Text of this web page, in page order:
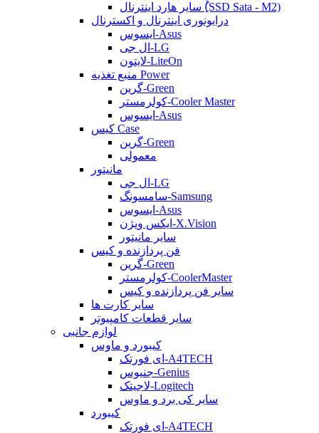
سایر هارد اینترنال (ُُُِSSD Sata - M2)
درایونوری اینترنال و اکسترنال
ایسوس-Asus
ال جی-LG
لایتون-LiteOn
منبع تغذیه Power
گرین-Green
کولرمستر-Cooler Master
ایسوس-Asus
کیس Case
گرین-Green
معمولی
مانیتور
ال جی-LG
سامسونگ-Samsung
ایسوس-Asus
ایکس ویژن-X.Vision
سایر مانیتور
فن پردازنده و کیس
گرین-Green
کولرمستر-CoolerMaster
سایر فن پردازنده و کیس
سایر کارت ها
سایر قطعات کامپیوتر
لوازم جانبی
کیبورد و ماوس
ای فورتک-A4TECH
جنیوس-Genius
لاجیتک-Logitech
سایر کی برد و ماوس
کیبورد
ای فورتک-A4TECH